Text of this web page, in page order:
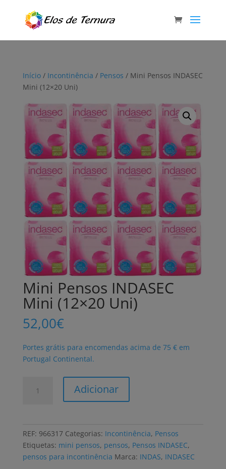
Início/ Incontinência / Pensos / Mini Pensos INDASEC
Mini (12×20 Uni)
Mini Pensos INDASEC
Mini (12×20 Uni)
52,00€
Portes grátis para encomendas acima de 75 € em
Portugal Continental.
(12x20
Uni)
Adicionar
REF: 966317 Categorias: Incontinência, Pensos
Etiquetas: mini pensos, pensos, Pensos INDASEC,
pensos para incontinência Marca: INDAS, INDASEC